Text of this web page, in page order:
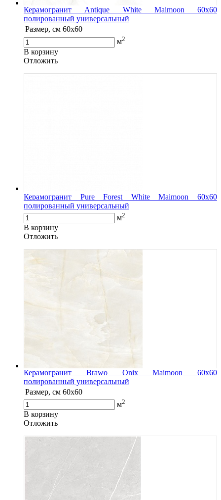
Керамогранит Antique White Maimoon 60x60
полированный универсальный
Размер, см 60x60
м2
В корзину
Oтложить
Керамогранит Pure Forest White Maimoon 60x60
полированный универсальный
м2
В корзину
Oтложить
Керамогранит Brawo Onix Maimoon 60x60
полированный универсальный
Размер, см 60x60
м2
В корзину
Oтложить